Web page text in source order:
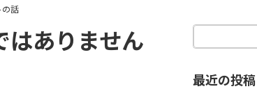
話
はありません
最近の投稿